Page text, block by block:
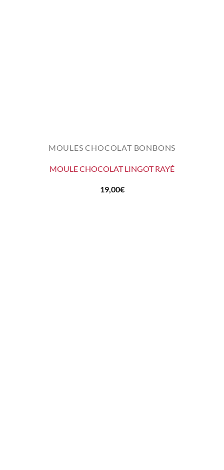
MOULES CHOCOLAT BONBONS
MOULE CHOCOLAT LINGOT RAYÉ
19,00€